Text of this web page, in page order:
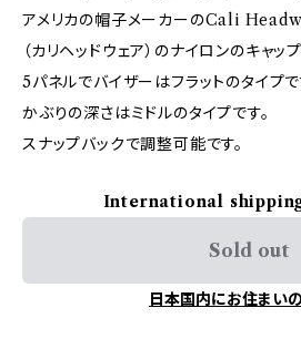
アメリカの帽子メーカーのCali
（カリヘッドウェア）のナイロンのキャップ
5パネルでバイザーはフラットのタイプで
かぶりの深さはミドルのタイプです。
スナップバックで調整可能です。
International
Sold out
日本国内にお住まい